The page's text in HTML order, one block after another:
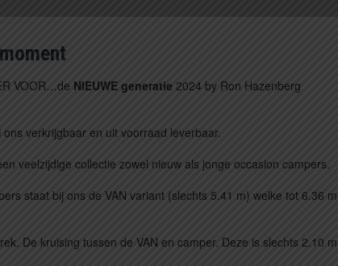
VOOR…de NIEUWE generatie 2024 by Ron Hazenberg
verkrijgbaar en uit voorraad leverbaar.
veelzijdige collectie zowel nieuw als jonge occasion campers.
staat bij ons de VAN variant (slechts 5.41 m) welke tot 6.36 m
De kruising tussen de VAN en camper. Deze is slechts 2.10 m